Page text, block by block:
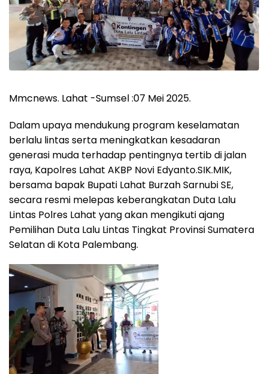
Mmcnews. Lahat -Sumsel :07 Mei 2025.
Dalam upaya mendukung program keselamatan
berlalu lintas serta meningkatkan kesadaran
generasi muda terhadap pentingnya tertib di jalan
raya, Kapolres Lahat AKBP Novi Edyanto.SIK.MIK,
bersama bapak Bupati Lahat Burzah Sarnubi SE,
secara resmi melepas keberangkatan Duta Lalu
Lintas Polres Lahat yang akan mengikuti ajang
Pemilihan Duta Lalu Lintas Tingkat Provinsi Sumatera
Selatan di Kota Palembang.